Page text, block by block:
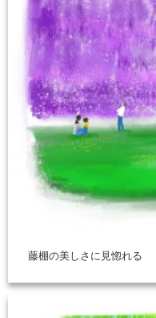
藤棚の美しさに見惚れる